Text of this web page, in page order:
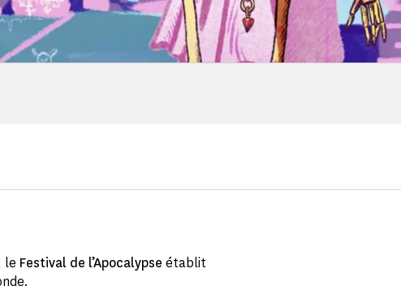
le Festival de l’Apocalypse établit